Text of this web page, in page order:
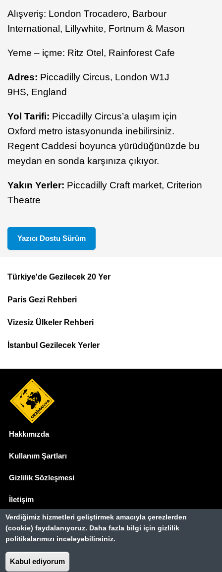
Alışveriş: London Trocadero, Barbour
International, Lillywhite, Fortnum & Mason
Yeme – içme: Ritz Otel, Rainforest Cafe
Adres: Piccadilly Circus, London W1J
9HS, England
Yol Tarifi: Piccadilly Circus’a ulaşım için
Oxford metro istasyonunda inebilirsiniz.
Regent Caddesi boyunca yürüdüğünüzde bu
meydan en sonda karşınıza çıkıyor.
Yakın Yerler: Piccadilly Craft market, Criterion
Theatre
Yazıcı Dostu Sürüm
Top
Menu
Türkiye'de Gezilecek 20 Yer
Paris Gezi Rehberi
Vizesiz Ülkeler Rehberi
İstanbul Gezilecek Yerler
Hakkımızda
Kullanım Şartları
Gizlilik Sözleşmesi
İletişim
Basında Biz
Gezimanya Turizm, TÜRSAB'a kayıtlı bir
Verdiğimiz hizmetleri geliştirmek amacıyla çerezlerden
(cookie) faydalanıyoruz. Daha fazla bilgi için gizlilik
politikalarımızı inceleyebilirsiniz.
Kabul ediyorum